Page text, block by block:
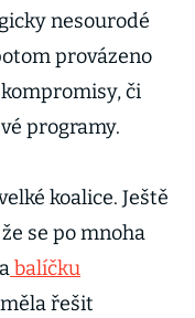
nesourodé
provázeno
či
programy.
koalice. Ještě
se po mnoha
balíčku
řešit